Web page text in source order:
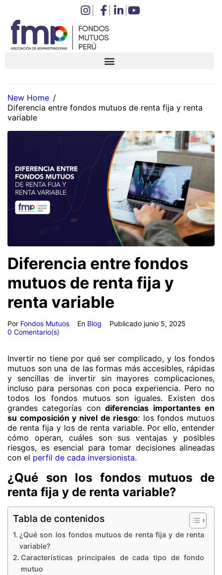
New Home /
Diferencia entre fondos mutuos de renta fija y renta
variable
Diferencia entre fondos
mutuos de renta fija y
renta variable
Por Fondos Mutuos En Blog Publicado junio 5, 2025
0 Comentario(s)
Invertir no tiene por qué ser complicado, y los fondos
mutuos son una de las formas más accesibles, rápidas
y sencillas de invertir sin mayores complicaciones,
incluso para personas con poca experiencia. Pero no
todos los fondos mutuos son iguales. Existen dos
grandes categorías condiferencias importantes en
su composición y nivel de riesgo: los fondos mutuos
de renta fija y los de renta variable. Por ello, entender
cómo operan, cuáles son sus ventajas y posibles
riesgos, es esencial para tomar decisiones alineadas
con el perfil de cada inversionista.
¿Qué son los fondos mutuos de
renta fija y de renta variable?
Tabla de contenidos
¿Qué son los fondos mutuos de renta fija y de renta
variable?
Características principales de cada tipo de fondo
mutuo